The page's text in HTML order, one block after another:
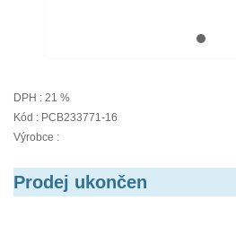
DPH : 21 %
Kód : PCB233771-16
Výrobce :
Prodej ukončen